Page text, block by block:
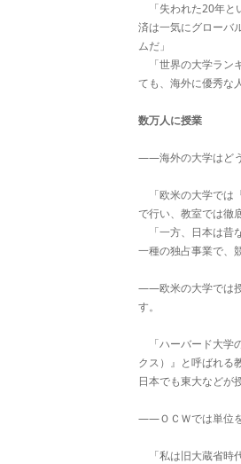
「失われた20年と
済は一気にグローバ
ムだ」
「世界の大学ラン
ても、海外に優秀な
数万人に授業
――海外の大学はどう
「欧米の大学では
で行い、教室では徹
「一方、日本は昔
一種の独占事業で、
――欧米の大学では授
す。
「ハーバード大学
クス）』と呼ばれる
日本でも東大などが
――ＯＣＷでは単位を
「私は旧大蔵省時